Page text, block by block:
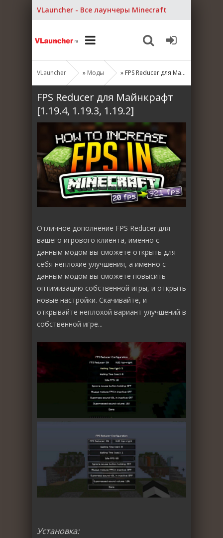
VLauncher - Все лаунчеры Minecraft
VLauncher » Моды » FPS Reducer для Майнкрафт [1.19.4, 1.19.3, 1.19.2]
FPS Reducer для Майнкрафт
[1.19.4, 1.19.3, 1.19.2]
Отличное дополнение FPS Reducer для
вашего игрового клиента, именно с
данным модом вы сможете открыть для
себя неплохие улучшения, а именно с
данным модом вы сможете повысить
оптимизацию собственной игры, и открыть
новые настройки. Скачивайте, и
открывайте неплохой вариант улучшений в
собственной игре...
Установка: